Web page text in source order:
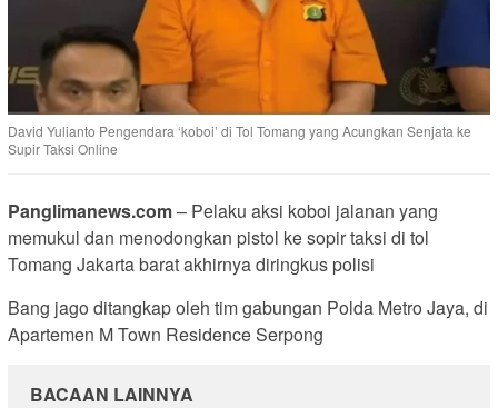
David Yulianto Pengendara ‘koboi’ di Tol Tomang yang Acungkan Senjata ke
Supir Taksi Online
Panglimanews.com– Pelaku aksi koboi jalanan yang
memukul dan menodongkan pistol ke sopir taksi di tol
Tomang Jakarta barat akhirnya diringkus polisi
Bang jago ditangkap oleh tim gabungan Polda Metro Jaya, di
Apartemen M Town Residence Serpong
BACAAN LAINNYA